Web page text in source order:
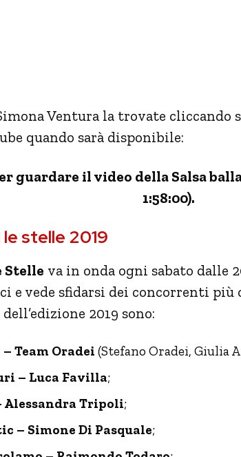
Ventura la trovate cliccando
quando sarà disponibile:
guardare il video della Salsa
1:58:00).
stelle 2019
Stelle va in onda ogni sabato dalle
e vede sfidarsi dei concorrenti più
2019 sono:
Team Oradei (Stefano Oradei, Giulia
– Luca Favilla;
Alessandra Tripoli;
– Simone Di Pasquale;